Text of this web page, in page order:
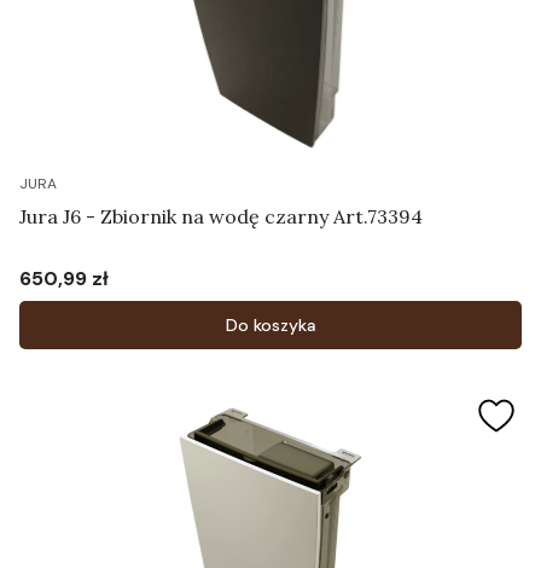
JURA
Jura J6 - Zbiornik na wodę czarny Art.73394
Cena
650,99 zł
Do koszyka